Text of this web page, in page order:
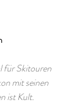
für Skitouren
mit seinen
ist Kult.